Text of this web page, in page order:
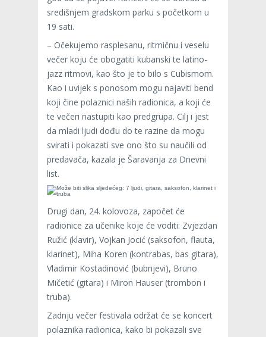
središnjem gradskom parku s početkom u
19 sati.
– Očekujemo rasplesanu, ritmičnu i veselu
večer koju će obogatiti kubanski te latino-
jazz ritmovi, kao što je to bilo s Cubismom.
Kao i uvijek s ponosom mogu najaviti bend
koji čine polaznici naših radionica, a koji će
te večeri nastupiti kao predgrupa. Cilj i jest
da mladi ljudi dođu do te razine da mogu
svirati i pokazati sve ono što su naučili od
predavača, kazala je Šaravanja za Dnevni
list.
Drugi dan, 24. kolovoza, započet će
radionice za učenike koje će voditi: Zvjezdan
Ružić (klavir), Vojkan Jocić (saksofon, flauta,
klarinet), Miha Koren (kontrabas, bas gitara),
Vladimir Kostadinović (bubnjevi), Bruno
Mičetić (gitara) i Miron Hauser (trombon i
truba).
Zadnju večer festivala održat će se koncert
polaznika radionica, kako bi pokazali sve